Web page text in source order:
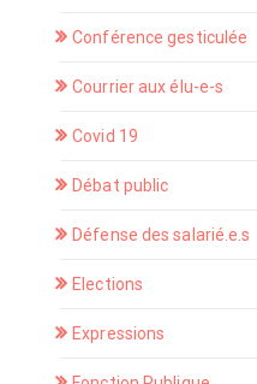
Conférence gesticulée
Courrier aux élu-e-s
Covid 19
Débat public
Défense des salarié.e.s
Elections
Expressions